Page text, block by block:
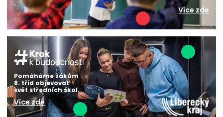
Více zde
Pomáháme žákům
8. tříd objevovat
svět středních škol.
Více zde